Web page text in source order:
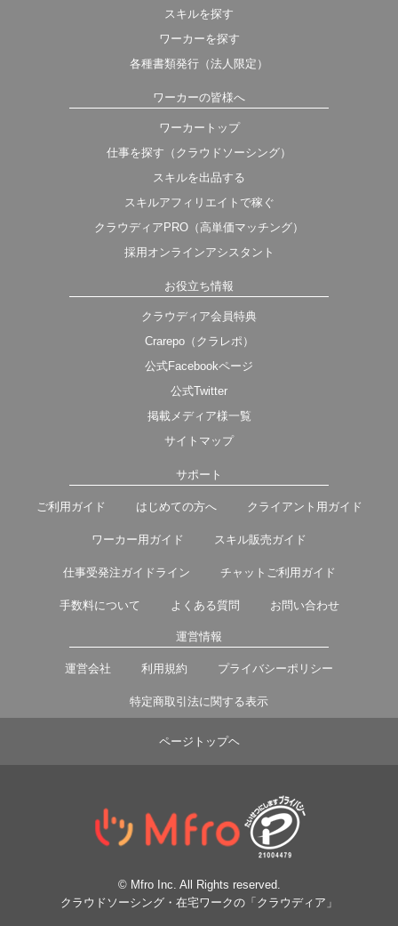
スキルを探す
ワーカーを探す
各種書類発行（法人限定）
ワーカーの皆様へ
ワーカートップ
仕事を探す（クラウドソーシング）
スキルを出品する
スキルアフィリエイトで稼ぐ
クラウディアPRO（高単価マッチング）
採用オンラインアシスタント
お役立ち情報
クラウディア会員特典
Crarepo（クラレポ）
公式Facebookページ
公式Twitter
掲載メディア様一覧
サイトマップ
サポート
ご利用ガイド はじめての方へ クライアント用ガイド
ワーカー用ガイド スキル販売ガイド
仕事受発注ガイドライン チャットご利用ガイド
手数料について よくある質問 お問い合わせ
運営情報
運営会社 利用規約 プライバシーポリシー
特定商取引法に関する表示
ページトップヘ
© Mfro Inc. All Rights reserved.
クラウドソーシング・在宅ワークの「クラウディア」